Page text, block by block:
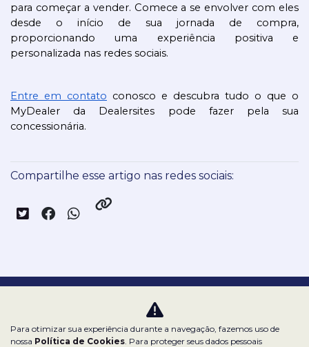
para começar a vender. Comece a se envolver com eles
desde o início de sua jornada de compra,
proporcionando uma experiência positiva e
personalizada nas redes sociais.
Entre em contato conosco e descubra tudo o que o
MyDealer da Dealersites pode fazer pela sua
concessionária.
Compartilhe esse artigo nas redes sociais:
Para otimizar sua experiência durante a navegação, fazemos uso de
nossa Política de Cookies. Para proteger seus dados pessoais